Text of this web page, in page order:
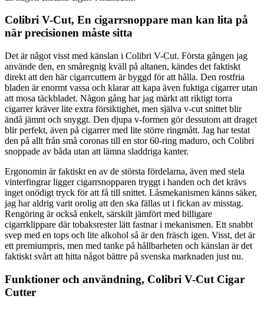
Colibri V-Cut, En cigarrsnoppare man kan lita på
när precisionen måste sitta
Det är något visst med känslan i Colibri V-Cut. Första gången jag
använde den, en småregnig kväll på altanen, kändes det faktiskt
direkt att den här cigarrcuttern är byggd för att hålla. Den rostfria
bladen är enormt vassa och klarar att kapa även fuktiga cigarrer utan
att mosa täckbladet. Någon gång har jag märkt att riktigt torra
cigarrer kräver lite extra försiktighet, men själva v-cut snittet blir
ändå jämnt och snyggt. Den djupa v-formen gör dessutom att draget
blir perfekt, även på cigarrer med lite större ringmått. Jag har testat
den på allt från små coronas till en stor 60-ring maduro, och Colibri
snoppade av båda utan att lämna sladdriga kanter.
Ergonomin är faktiskt en av de största fördelarna, även med stela
vinterfingrar ligger cigarrsnopparen tryggt i handen och det krävs
inget onödigt tryck för att få till snittet. Låsmekanismen känns säker,
jag har aldrig varit orolig att den ska fällas ut i fickan av misstag.
Rengöring är också enkelt, särskilt jämfört med billigare
cigarrklippare där tobaksrester lätt fastnar i mekanismen. Ett snabbt
svep med en tops och lite alkohol så är den fräsch igen. Visst, det är
ett premiumpris, men med tanke på hållbarheten och känslan är det
faktiskt svårt att hitta något bättre på svenska marknaden just nu.
Funktioner och användning, Colibri V-Cut Cigar
Cutter